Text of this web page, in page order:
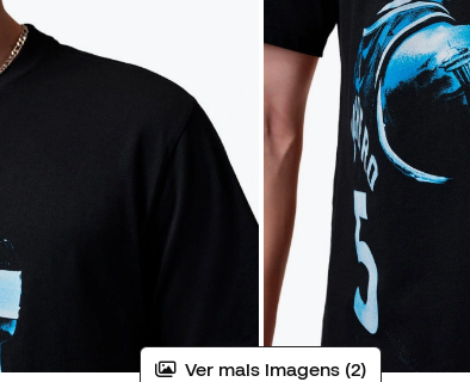
Ver mais imagens (2)